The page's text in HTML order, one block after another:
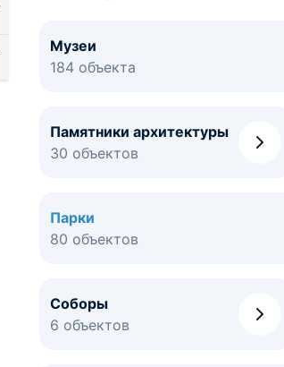
Музеи
184 объекта
Памятники архитектуры
30 объектов
Парки
80 объектов
Соборы
6 объектов